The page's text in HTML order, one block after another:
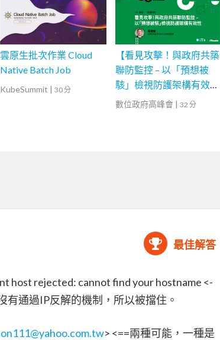
雲原生批次作業 Cloud
Native Batch Job
KubeSummit | 30 分
【看見攻擊！與政府共築
聯防監控 – 以「預想被
駭」檢視防護架構有效
性】
數位政府高峰會 | 32 分
最佳解答
host rejected: cannot find your hostname <-
有通過IP反解的機制，所以被擋住。
> <==兩種可能，一種是